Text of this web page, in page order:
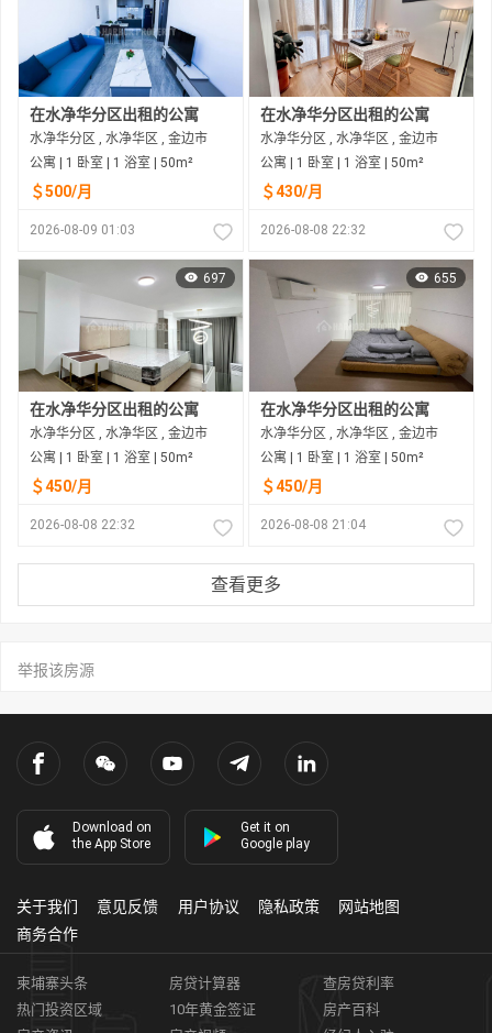
在水净华分区出租的公寓
水净华分区 , 水净华区 , 金边市
公寓 | 1 卧室 | 1 浴室 | 50m²
＄500/月
2026-08-09 01:03
在水净华分区出租的公寓
水净华分区 , 水净华区 , 金边市
公寓 | 1 卧室 | 1 浴室 | 50m²
＄430/月
2026-08-08 22:32
697
在水净华分区出租的公寓
水净华分区 , 水净华区 , 金边市
公寓 | 1 卧室 | 1 浴室 | 50m²
＄450/月
2026-08-08 22:32
655
在水净华分区出租的公寓
水净华分区 , 水净华区 , 金边市
公寓 | 1 卧室 | 1 浴室 | 50m²
＄450/月
2026-08-08 21:04
查看更多
举报该房源
Download on
the App Store
Get it on
Google play
关于我们 意见反馈 用户协议 隐私政策
网站地图
商务合作
柬埔寨头条 房贷计算器
查房贷利率
热门投资区域
10年黄金签证
房产百科